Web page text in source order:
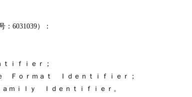
：6031039）：
ｉｆｉｅｒ；
Ｆｏｒｍａｔ Ｉｄｅｎｔｉｆｉｅｒ；
ｍｉｌｙ Ｉｄｅｎｔｉｆｉｅｒ。